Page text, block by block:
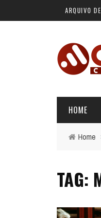
ARQUIVO
HOME
ALERTA
Home
TAG: